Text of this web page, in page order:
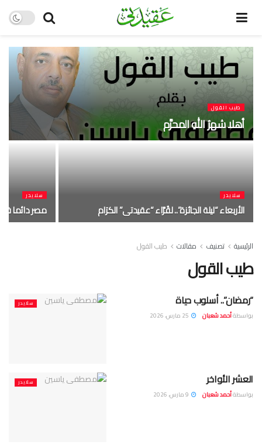
طيب القول
أهلا شهرُ اللهِ المحرَّم
سلايدر
الأربعاء “ليلة الجائزة”.. لقُرَّاء “عقيدتى” الكرَام
سلايدر
مصر دائما
الرئيسية تصنيف مقالات طيب القول
طيب القول
سلايدر “رمضان”.. أسلوب حياة
بواسطةأحمد شعبان
سلايدر العشر الأواخر
بواسطةأحمد شعبان